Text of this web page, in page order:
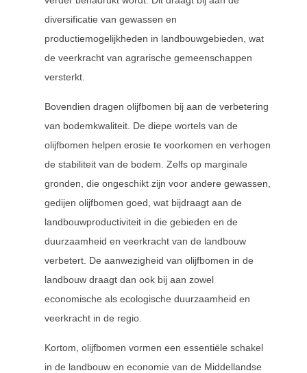
diversificatie van gewassen en
productiemogelijkheden in landbouwgebieden, wat
de veerkracht van agrarische gemeenschappen
versterkt.
Bovendien dragen olijfbomen bij aan de verbetering
van bodemkwaliteit. De diepe wortels van de
olijfbomen helpen erosie te voorkomen en verhogen
de stabiliteit van de bodem. Zelfs op marginale
gronden, die ongeschikt zijn voor andere gewassen,
gedijen olijfbomen goed, wat bijdraagt aan de
landbouwproductiviteit in die gebieden en de
duurzaamheid en veerkracht van de landbouw
verbetert. De aanwezigheid van olijfbomen in de
landbouw draagt dan ook bij aan zowel
economische als ecologische duurzaamheid en
veerkracht in de regio.
Kortom, olijfbomen vormen een essentiële schakel
in de landbouw en economie van de Middellandse